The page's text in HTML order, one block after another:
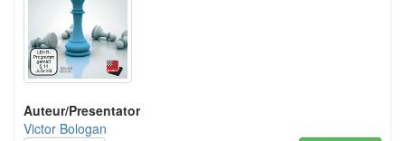
Auteur/Presentator
Victor Bologan